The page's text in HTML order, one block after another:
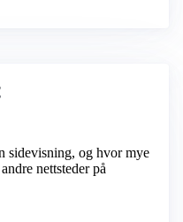
sidevisning, og hvor mye
nettsteder på